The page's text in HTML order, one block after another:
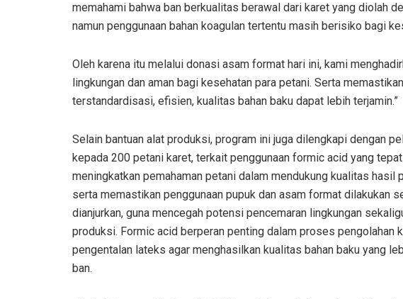
memahami bahwa ban berkualitas berawal dari karet yang diolah
namun penggunaan bahan koagulan tertentu masih berisiko bagi
Oleh karena itu melalui donasi asam format hari ini, kami
lingkungan dan aman bagi kesehatan para petani. Serta
terstandardisasi, efisien, kualitas bahan baku dapat lebih terjamin.”
Selain bantuan alat produksi, program ini juga dilengkapi dengan
kepada 200 petani karet, terkait penggunaan formic acid yang
meningkatkan pemahaman petani dalam mendukung kualitas hasil
serta memastikan penggunaan pupuk dan asam format dilakukan
dianjurkan, guna mencegah potensi pencemaran lingkungan
produksi. Formic acid berperan penting dalam proses pengolahan
pengentalan lateks agar menghasilkan kualitas bahan baku yang
ban.